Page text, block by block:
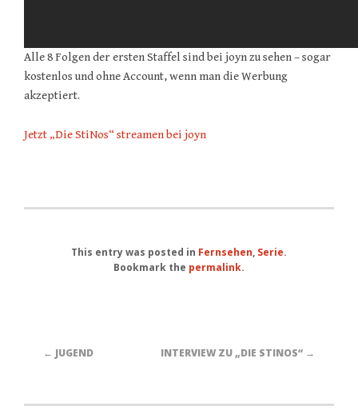
Alle 8 Folgen der ersten Staffel sind bei joyn zu sehen – sogar
kostenlos und ohne Account, wenn man die Werbung
akzeptiert.
Jetzt „Die StiNos“ streamen bei joyn
This entry was posted in Fernsehen, Serie.
Bookmark the permalink.
← JUGEND INTERVIEW ZU „DIE STINOS“ →